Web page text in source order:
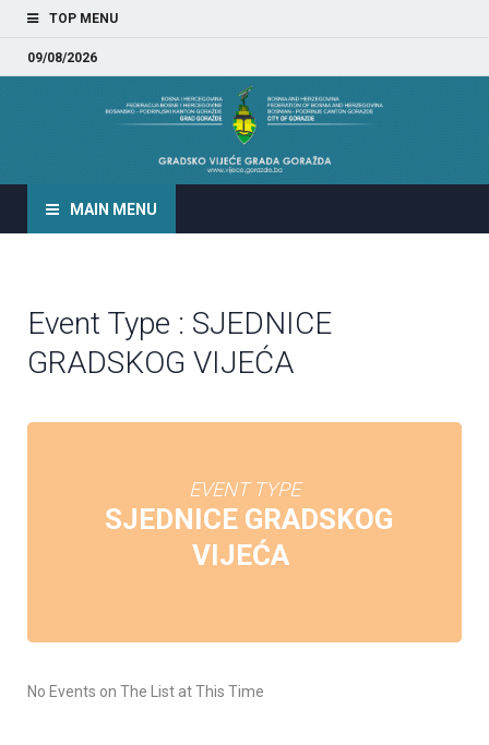
TOP MENU
09/08/2026
GRADSKO VIJEĆE GRADA
MAIN MENU
Event Type : SJEDNICE
GRADSKOG VIJEĆA
EVENT TYPE
SJEDNICE GRADSKOG
VIJEĆA
No Events on The List at This Time